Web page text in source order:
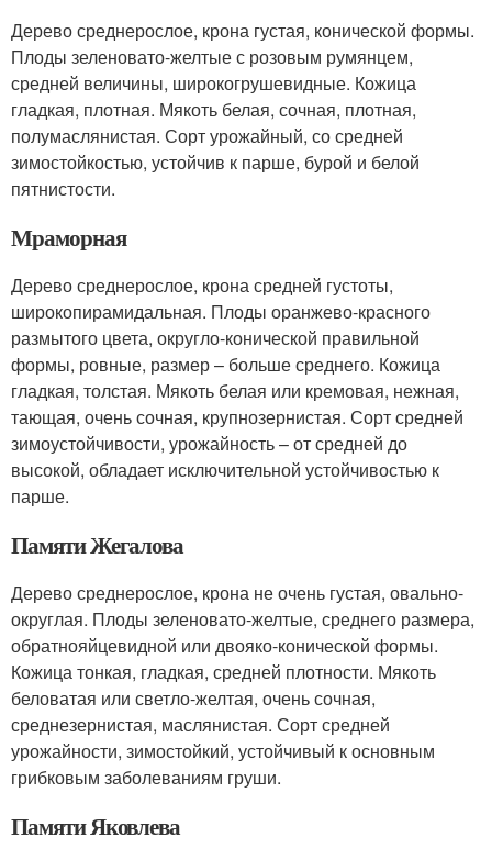
Дерево среднерослое, крона густая, конической формы.
Плоды зеленовато-желтые с розовым румянцем,
средней величины, широкогрушевидные. Кожица
гладкая, плотная. Мякоть белая, сочная, плотная,
полумаслянистая. Сорт урожайный, со средней
зимостойкостью, устойчив к парше, бурой и белой
пятнистости.
Мраморная
Дерево среднерослое, крона средней густоты,
широкопирамидальная. Плоды оранжево-красного
размытого цвета, округло-конической правильной
формы, ровные, размер – больше среднего. Кожица
гладкая, толстая. Мякоть белая или кремовая, нежная,
тающая, очень сочная, крупнозернистая. Сорт средней
зимоустойчивости, урожайность – от средней до
высокой, обладает исключительной устойчивостью к
парше.
Памяти Жегалова
Дерево среднерослое, крона не очень густая, овально-
округлая. Плоды зеленовато-желтые, среднего размера,
обратнояйцевидной или двояко-конической формы.
Кожица тонкая, гладкая, средней плотности. Мякоть
беловатая или светло-желтая, очень сочная,
среднезернистая, маслянистая. Сорт средней
урожайности, зимостойкий, устойчивый к основным
грибковым заболеваниям груши.
Памяти Яковлева